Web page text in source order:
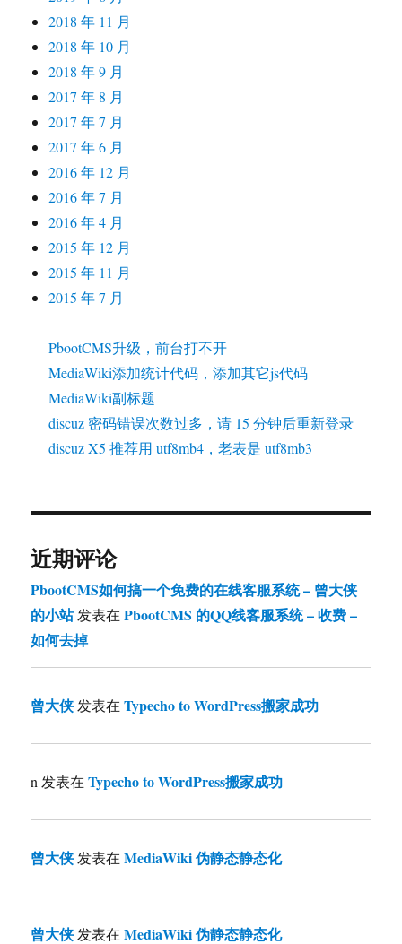
2018 年 11 月
2018 年 10 月
2018 年 9 月
2017 年 8 月
2017 年 7 月
2017 年 6 月
2016 年 12 月
2016 年 7 月
2016 年 4 月
2015 年 12 月
2015 年 11 月
2015 年 7 月
PbootCMS升级，前台打不开
MediaWiki添加统计代码，添加其它js代码
MediaWiki副标题
discuz 密码错误次数过多，请 15 分钟后重新登录
discuz X5 推荐用 utf8mb4，老表是 utf8mb3
近期评论
PbootCMS如何搞一个免费的在线客服系统 – 曾大侠
的小站发表在PbootCMS 的QQ线客服系统 – 收费 –
如何去掉
曾大侠发表在Typecho to WordPress搬家成功
n 发表在Typecho to WordPress搬家成功
曾大侠发表在MediaWiki 伪静态静态化
曾大侠发表在MediaWiki 伪静态静态化